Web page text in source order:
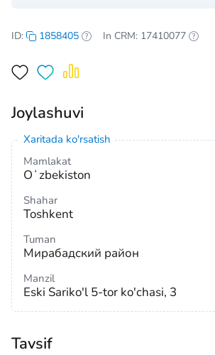
ID: 1858405 In CRM: 17410077
Joylashuvi
Xaritada ko'rsatish
Mamlakat
Oʻzbekiston
Shahar
Toshkent
Tuman
Мирабадский район
Manzil
Eski Sariko'l 5-tor ko'chasi, 3
Tavsif